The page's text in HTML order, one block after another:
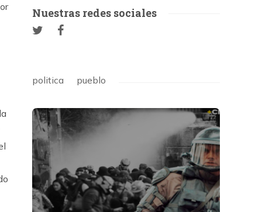
Nuestras redes sociales
politica pueblo